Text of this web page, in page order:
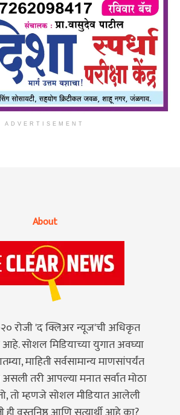
ADVERTISEMENT
About
रोजी 'द क्लिअर न्यूज'ची अधिकृत
सोशल मिडियाच्या युगात अवघ्या
माहिती सर्वसामान्य माणसांपर्यंत
तरी आपल्या मनात सर्वात मोठा
तो म्हणजे सोशल मीडियात आलेली